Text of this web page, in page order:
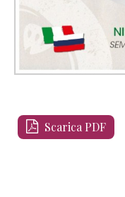
Scarica PDF